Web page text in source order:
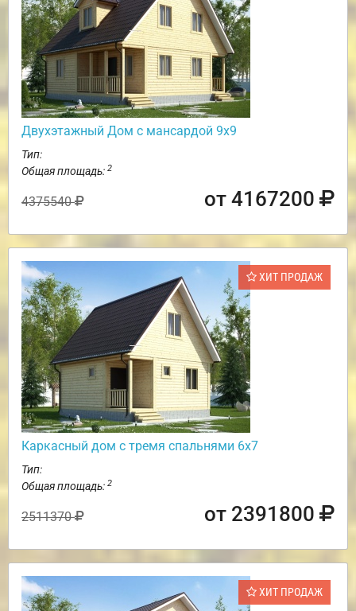
Двухэтажный Дом с мансардой 9х9
Тип:
Общая площадь: 2
4375540 от 4167200
ХИТ ПРОДАЖ
Каркасный дом с тремя спальнями 6х7
Тип:
Общая площадь: 2
2511370 от 2391800
ХИТ ПРОДАЖ